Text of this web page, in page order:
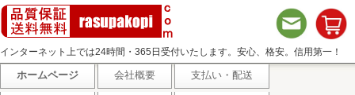
インターネット上では24時間・365日受付いたします。安心、格安。信用第一！
ホームページ 会社概要 支払い・配送